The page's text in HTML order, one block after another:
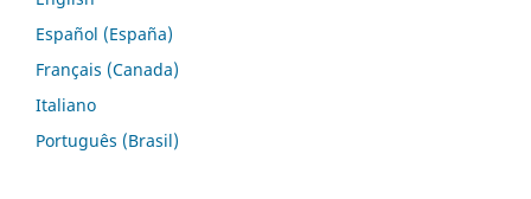
Español (España)
Français (Canada)
Italiano
Português (Brasil)